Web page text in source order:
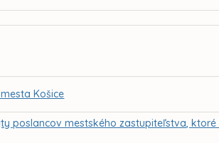
Košice
poslancov mestského zastupiteľstva, ktoré